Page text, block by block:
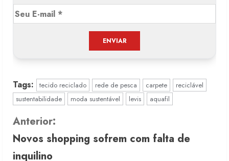
Tags: tecido reciclado rede de pesca carpete
reciclável
sustentabilidade
moda sustentável levis aquafil
C
o
Anterior:
Novos shopping sofrem com falta de
inquilino